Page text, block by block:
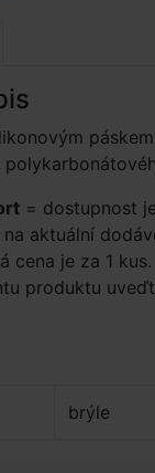
= dostupnost
aktuální
cena je za 1 kus.
produktu
brýle